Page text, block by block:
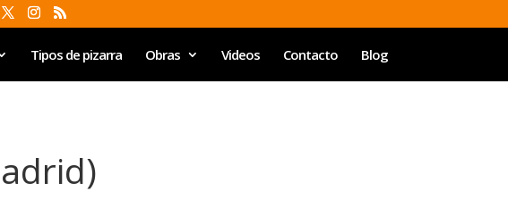
Tipos de pizarra Obras Videos Contacto Blog